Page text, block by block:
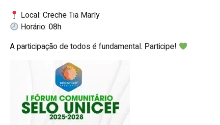
Local: Creche Tia Marly
Horário: 08h
A participação de todos é fundamental. Participe!